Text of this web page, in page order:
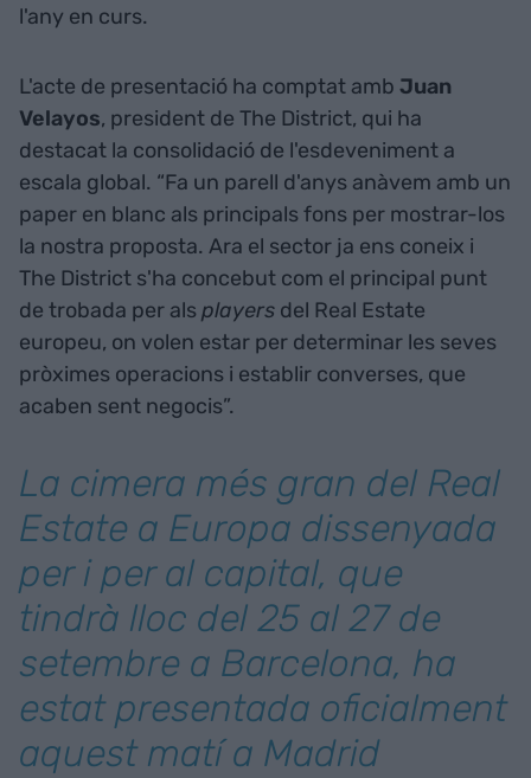
l'any en curs.
L'acte de presentació ha comptat amb Juan
Velayos, president de The District, qui ha
destacat la consolidació de l'esdeveniment a
escala global. “Fa un parell d'anys anàvem amb un
paper en blanc als principals fons per mostrar-los
la nostra proposta. Ara el sector ja ens coneix i
The District s'ha concebut com el principal punt
de trobada per alsplayers del Real Estate
europeu, on volen estar per determinar les seves
pròximes operacions i establir converses, que
acaben sent negocis”.
La cimera més gran del Real
Estate a Europa dissenyada
per i per al capital, que
tindrà lloc del 25 al 27 de
setembre a Barcelona, ha
estat presentada oficialment
aquest matí a Madrid